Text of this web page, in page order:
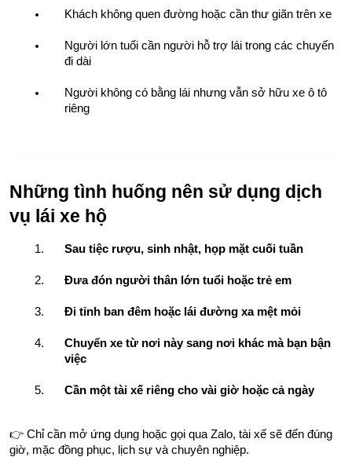
Khách không quen đường hoặc cần thư giãn trên xe
Người lớn tuổi cần người hỗ trợ lái trong các chuyến
đi dài
Người không có bằng lái nhưng vẫn sở hữu xe ô tô
riêng
Những tình huống nên sử dụng dịch
vụ lái xe hộ
Sau tiệc rượu, sinh nhật, họp mặt cuối tuần
Đưa đón người thân lớn tuổi hoặc trẻ em
Đi tỉnh ban đêm hoặc lái đường xa mệt mỏi
Chuyển xe từ nơi này sang nơi khác mà bạn bận
việc
Cần một tài xế riêng cho vài giờ hoặc cả ngày
👉 Chỉ cần mở ứng dụng hoặc gọi qua Zalo, tài xế sẽ đến đúng
giờ, mặc đồng phục, lịch sự và chuyên nghiệp.